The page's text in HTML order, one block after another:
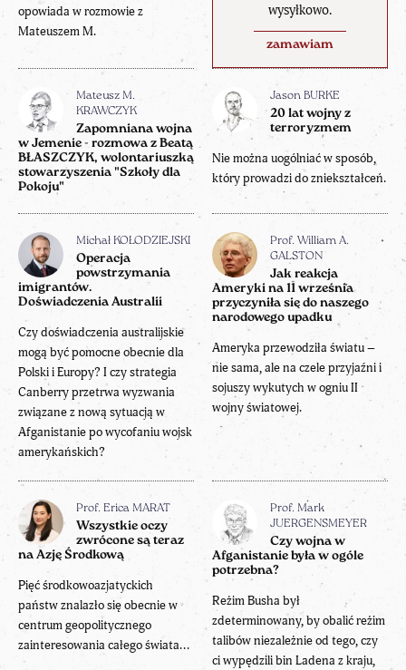
wysyłkowo.
zamawiam
opowiada w rozmowie z
Mateuszem M.
Mateusz M.
KRAWCZYK
Zapomniana wojna
w Jemenie - rozmowa z Beatą
BŁASZCZYK, wolontariuszką
stowarzyszenia "Szkoły dla
Pokoju"
Jason BURKE
20 lat wojny z
terroryzmem
Nie można uogólniać w sposób,
który prowadzi do zniekształceń.
Michał KOŁODZIEJSKI
Operacja
powstrzymania
imigrantów.
Doświadczenia Australii
Czy doświadczenia australijskie
mogą być pomocne obecnie dla
Polski i Europy? I czy strategia
Canberry przetrwa wyzwania
związane z nową sytuacją w
Afganistanie po wycofaniu wojsk
amerykańskich?
Prof. William A.
GALSTON
Jak reakcja
Ameryki na 11 września
przyczyniła się do naszego
narodowego upadku
Ameryka przewodziła światu –
nie sama, ale na czele przyjaźni i
sojuszy wykutych w ogniu II
wojny światowej.
Prof. Erica MARAT
Wszystkie oczy
zwrócone są teraz
na Azję Środkową
Pięć środkowoazjatyckich
państw znalazło się obecnie w
centrum geopolitycznego
zainteresowania całego świata...
Prof. Mark
JUERGENSMEYER
Czy wojna w
Afganistanie była w ogóle
potrzebna?
Reżim Busha był
zdeterminowany, by obalić reżim
talibów niezależnie od tego, czy
ci wypędzili bin Ladena z kraju,